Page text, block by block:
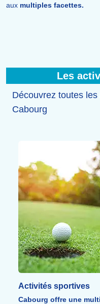
aux multiples facettes.
Les
Découvrez toutes
Cabourg
Activités sportives
Cabourg offre une